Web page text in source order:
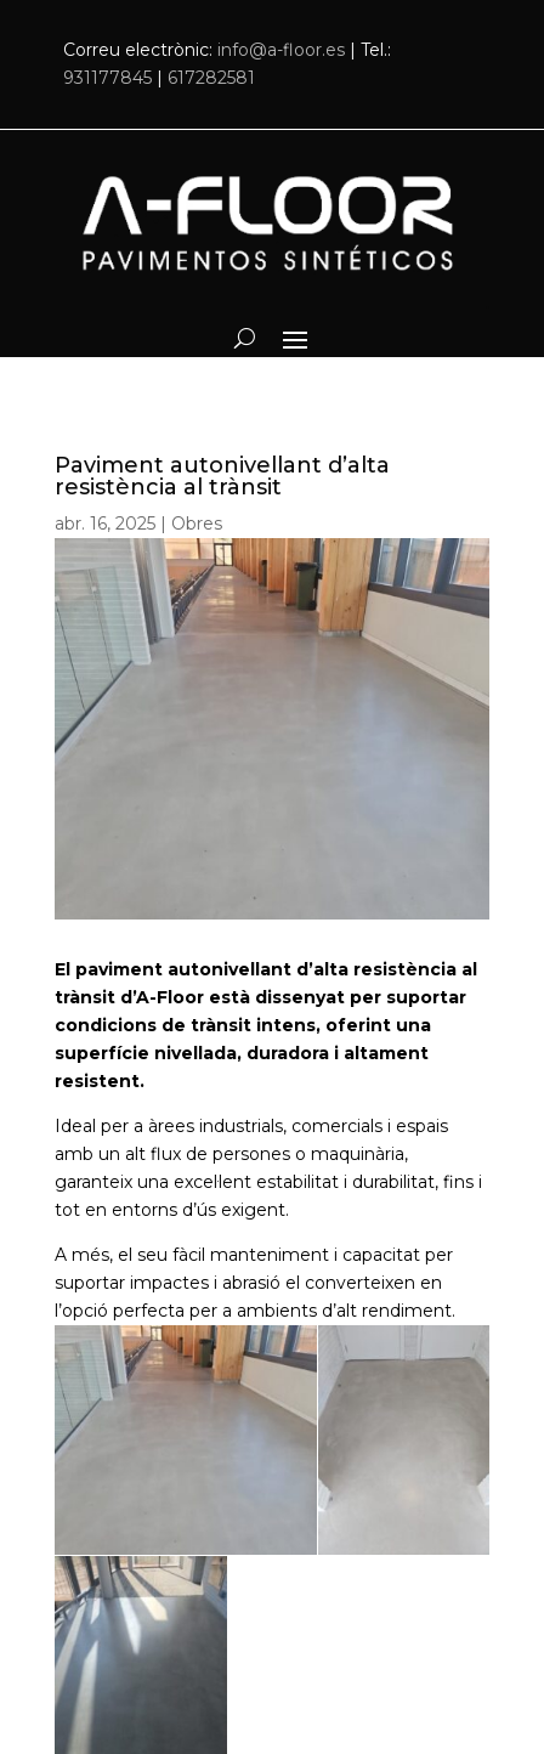
Correu electrònic: info@a-floor.es | Tel.:
931177845 | 617282581
Paviment autonivellant d’alta
resistència al trànsit
abr. 16, 2025| Obres
El paviment autonivellant d’alta resistència al
trànsit d’A-Floor està dissenyat per suportar
condicions de trànsit intens, oferint una
superfície nivellada, duradora i altament
resistent.
Ideal per a àrees industrials, comercials i espais
amb un alt flux de persones o maquinària,
garanteix una excel·lent estabilitat i durabilitat, fins i
tot en entorns d’ús exigent.
A més, el seu fàcil manteniment i capacitat per
suportar impactes i abrasió el converteixen en
l’opció perfecta per a ambients d’alt rendiment.